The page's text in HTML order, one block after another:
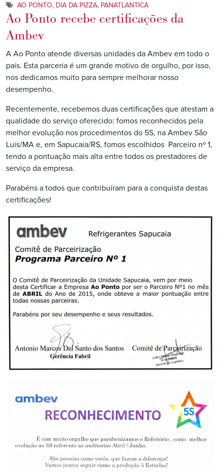
AO PONTO, DIA DA PIZZA, PANATLANTICA
Ao Ponto recebe certificações da
Ambev
A Ao Ponto atende diversas unidades da Ambev em todo o
país. Esta parceria é um grande motivo de orgulho, por isso,
nos dedicamos muito para sempre melhorar nosso
desempenho.
Recentemente, recebemos duas certificações que atestam a
qualidade do serviço oferecido: fomos reconhecidos pela
melhor evolução nos procedimentos do 5S, na Ambev São
Luis/MA e, em Sapucaia/RS, fomos escolhidos Parceiro nº 1,
tendo a pontuação mais alta entre todos os prestadores de
serviço da empresa.
Parabéns a todos que contribuíram para a conquista destas
certificações!